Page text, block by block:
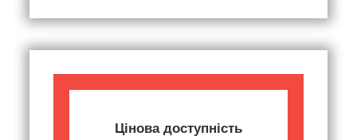
Цінова доступність